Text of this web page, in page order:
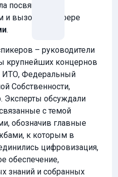
посвящена
и вызовам в сфере
.
– руководители
крупнейших концернов
ИТО, Федеральный
Собственности,
Эксперты обсуждали
с темой
обозначив главные
к которым в
цифровизация,
обеспечение,
знаний и собранных